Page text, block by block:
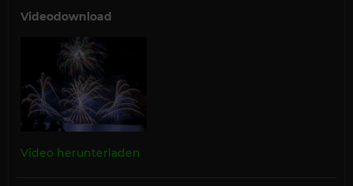
Videodownload
Video herunterladen